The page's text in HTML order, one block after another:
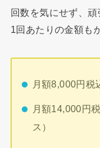
回数を気にせず、頑
1回あたりの金額も
月額8,000円税
月額14,000円
ス）